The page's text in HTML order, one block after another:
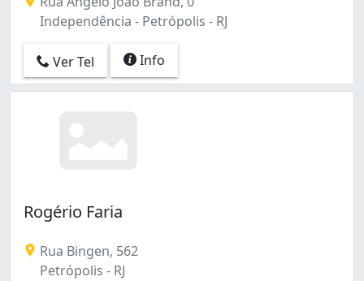
Independência - Petrópolis - RJ
Ver Tel Info
Rogério Faria
Rua Bingen, 562
Petrópolis - RJ